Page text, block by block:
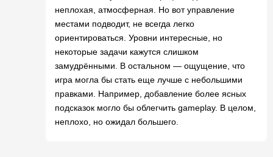
неплохая, атмосферная. Но вот управление
местами подводит, не всегда легко
ориентироваться. Уровни интересные, но
некоторые задачи кажутся слишком
замудрёнными. В остальном — ощущение, что
игра могла бы стать еще лучше с небольшими
правками. Например, добавление более ясных
подсказок могло бы облегчить gameplay. В целом,
неплохо, но ожидал большего.